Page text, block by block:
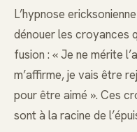
L’hypnose
dénouer les croyances
fusion : « Je ne mérite
m’affirme, je vais être
pour être aimé ». Ces
sont à la racine de